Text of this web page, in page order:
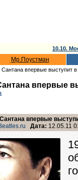
10.10.
Мр.Поустман
Сантана впервые выступит в
впервые
впервые
Дата: 12.05.11